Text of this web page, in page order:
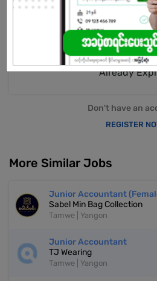
Open To : Male/Female
Already
Don't have an
REGISTER
More Similar Jobs
Junior Accountant
Sabel Min Bag Collection
Tamwe | Yangon
Junior Accountant
TJ Wearing
Tamwe | Yangon